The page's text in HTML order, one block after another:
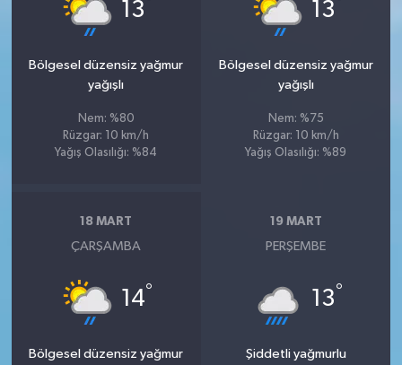
13
Bölgesel düzensiz yağmur
yağışlı
Nem: %80
Rüzgar: 10 km/h
Yağış Olasılığı: %84
13
Bölgesel düzensiz yağmur
yağışlı
Nem: %75
Rüzgar: 10 km/h
Yağış Olasılığı: %89
18 MART
ÇARŞAMBA
14°
Bölgesel düzensiz yağmur
19 MART
PERŞEMBE
13°
Şiddetli yağmurlu